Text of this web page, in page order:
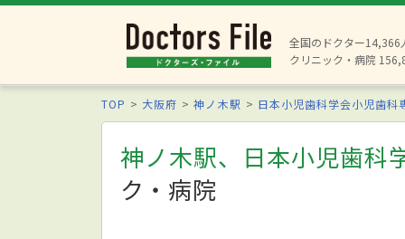
全国のドクター14,366
クリニック・病院
TOP 大阪府 神ノ木駅 日本小児歯科学会小児歯科
神ノ木駅、日本小児歯科
ク・病院